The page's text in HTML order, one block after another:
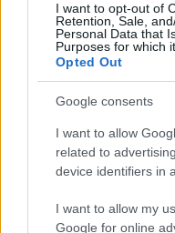
I want to opt-out of
Retention, Sale,
Personal Data that
Purposes for which
Opted Out
Google consents
I want to allow
related to
device identifiers in
I want to allow my
Google for online